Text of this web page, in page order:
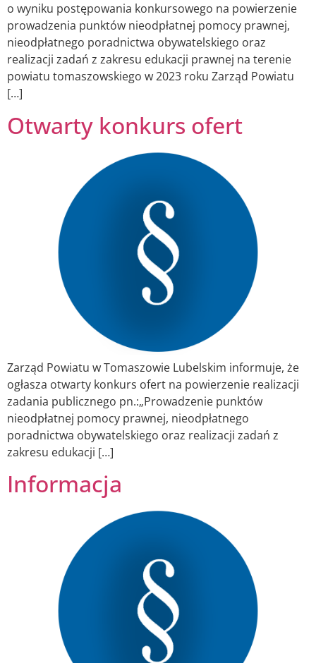
o wyniku postępowania konkursowego na powierzenie
prowadzenia punktów nieodpłatnej pomocy prawnej,
nieodpłatnego poradnictwa obywatelskiego oraz
realizacji zadań z zakresu edukacji prawnej na terenie
powiatu tomaszowskiego w 2023 roku Zarząd Powiatu
[…]
Otwarty konkurs ofert
Zarząd Powiatu w Tomaszowie Lubelskim informuje, że
ogłasza otwarty konkurs ofert na powierzenie realizacji
zadania publicznego pn.:„Prowadzenie punktów
nieodpłatnej pomocy prawnej, nieodpłatnego
poradnictwa obywatelskiego oraz realizacji zadań z
zakresu edukacji […]
Informacja